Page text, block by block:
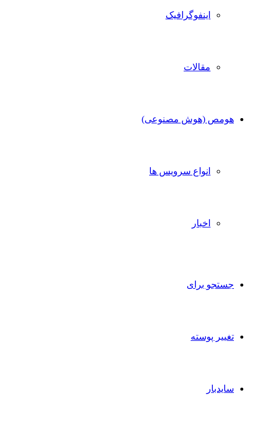
اینفوگرافیک
مقالات
هومص (هوش مصنوعی)
انواع سرویس ها
اخبار
جستجو برای
تغییر پوسته
سایدبار